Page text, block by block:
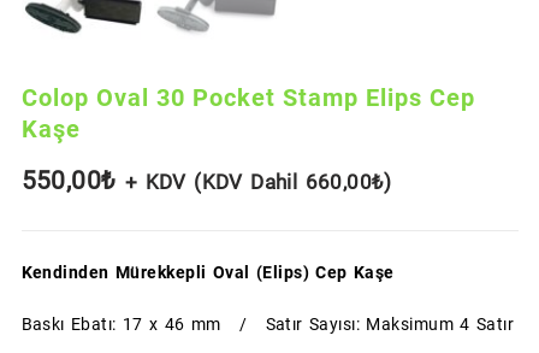
Colop Oval 30 Pocket Stamp Elips Cep
Kaşe
550,00₺ + KDV (KDV Dahil 660,00₺)
Kendinden Mürekkepli Oval (Elips) Cep Kaşe
Baskı Ebatı: 17 x 46 mm / Satır Sayısı: Maksimum 4 Satır